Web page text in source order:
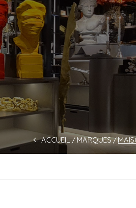
ACCUEIL MARQUES